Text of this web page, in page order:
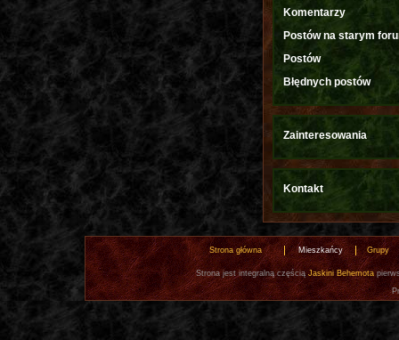
Komentarzy
Postów na starym
Postów
Błędnych postów
Zainteresowania
Kontakt
Strona główna Mieszkańcy Grupy
Strona jest integralną częścią Jaskini Behemota